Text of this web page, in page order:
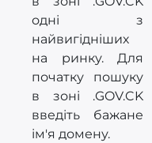
одні з
найвигідніших
на ринку. Для
початку пошуку
в зоні .GOV.CK
введіть бажане
ім'я домену.